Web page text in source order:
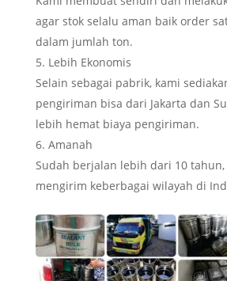
agar stok selalu aman baik order
dalam jumlah ton.
Lebih Ekonomis
Selain sebagai pabrik, kami
pengiriman bisa dari Jakarta dan
lebih hemat biaya pengiriman.
Amanah
Sudah berjalan lebih dari 10
mengirim keberbagai wilayah di